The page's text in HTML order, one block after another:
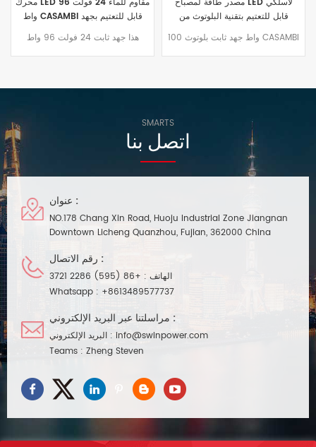
قابل للتعتيم بتقنية البلوتوث من
CASAMBI بقدرة 12 فولت/24 فولت
100 وات مقاوم للماء IP67
100 واط جهد ثابت بلوتوث CASAMBI
البلوتوث وقابل للتعتيم بقوة 120 واط
لمشغل LED للاستخدام الخارجي
هذا CASAMBI بلوتوث سائق LED
طبيعيًا. مناسب لمشاريع إضاءة LEDSMARTS
اتصل بنا
عنوان :
NO.178 Chang Xin Road, Huoju Industrial Zone Jiangnan
Downtown Licheng Quanzhou, Fujian, 362000 China
رقم الاتصال :
الهاتف : +86 (595) 2286 3721
Whatsapp : +8613489577737
مراسلتنا عبر البريد الإلكتروني :
البريد الإلكتروني : info@swinpower.com
Teams : Zheng Steven